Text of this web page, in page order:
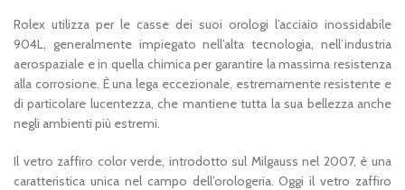
Rolex utilizza per le casse dei suoi orologi l’acciaio inossidabile
904L, generalmente impiegato nell’alta tecnologia, nell’industria
aerospaziale e in quella chimica per garantire la massima resistenza
alla corrosione. È una lega eccezionale, estremamente resistente e
di particolare lucentezza, che mantiene tutta la sua bellezza anche
negli ambienti più estremi.
Il vetro zaffiro color verde, introdotto sul Milgauss nel 2007, è una
caratteristica unica nel campo dell’orologeria. Oggi il vetro zaffiro